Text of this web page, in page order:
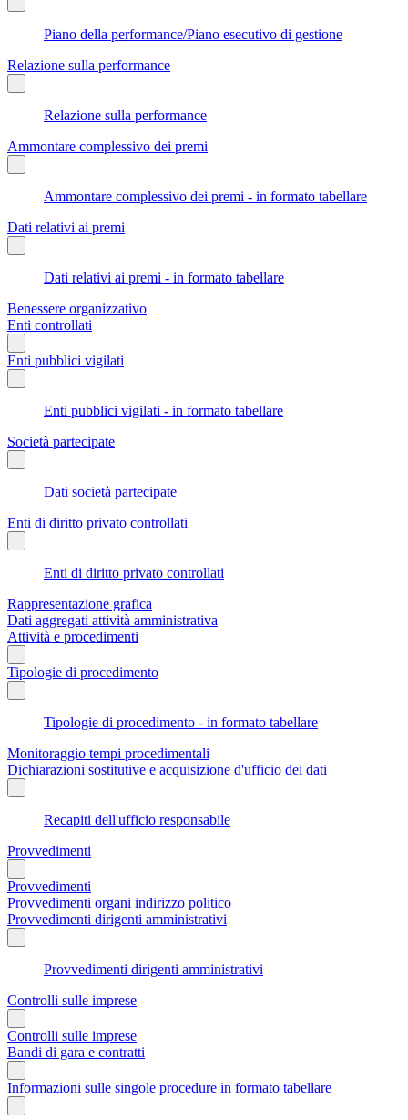
Piano della performance/Piano esecutivo di gestione
Relazione sulla performance
Relazione sulla performance
Ammontare complessivo dei premi
Ammontare complessivo dei premi - in formato tabellare
Dati relativi ai premi
Dati relativi ai premi - in formato tabellare
Benessere organizzativo
Enti controllati
Enti pubblici vigilati
Enti pubblici vigilati - in formato tabellare
Società partecipate
Dati società partecipate
Enti di diritto privato controllati
Enti di diritto privato controllati
Rappresentazione grafica
Dati aggregati attività amministrativa
Attività e procedimenti
Tipologie di procedimento
Tipologie di procedimento - in formato tabellare
Monitoraggio tempi procedimentali
Dichiarazioni sostitutive e acquisizione d'ufficio dei dati
Recapiti dell'ufficio responsabile
Provvedimenti
Provvedimenti
Provvedimenti organi indirizzo politico
Provvedimenti dirigenti amministrativi
Provvedimenti dirigenti amministrativi
Controlli sulle imprese
Controlli sulle imprese
Bandi di gara e contratti
Informazioni sulle singole procedure in formato tabellare